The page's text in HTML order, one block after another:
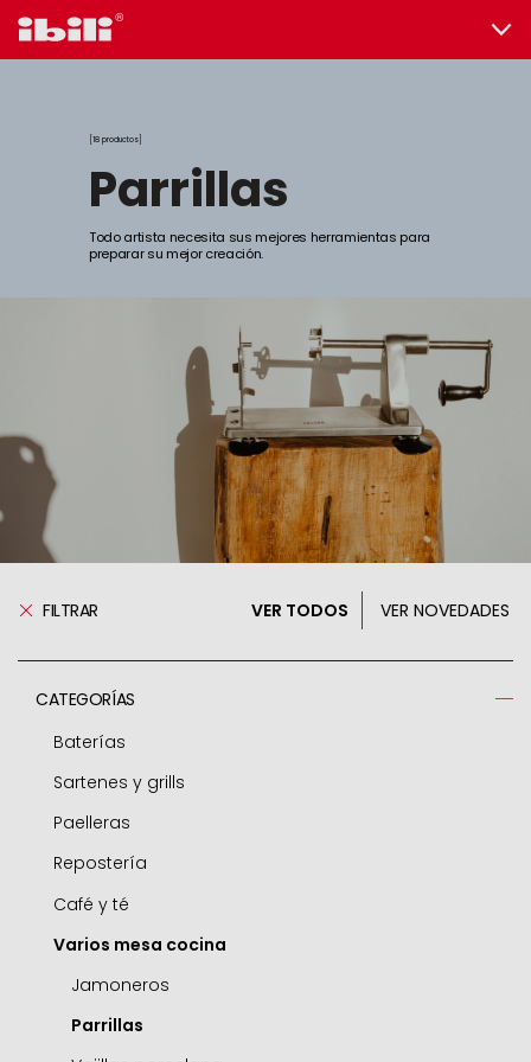
18 productos
parrillas
Todo artista necesita sus mejores herramientas para
preparar su mejor creación.
FILTRAR VER TODOS VER NOVEDADES
CATEGORÍAS
Baterías
Ollas a presión
Respuestos ollas
Cacerolas
Ollas
Guiseras
Cazos
Cazuelitas
Sartenes y grills
Sartenes
Grills
Freidoras
Woks
Sartenes mini
Sartenes para tortillas
Paelleras
Paelleras
Accesorios
Repostería
Moldes
Air fryer / horno
Rustideras
Aros para emplatar
Café y té
Cafeteras express
Cafeteras émbolo
Hervidores
Varios mesa cocina
Jamoneros
Parrillas